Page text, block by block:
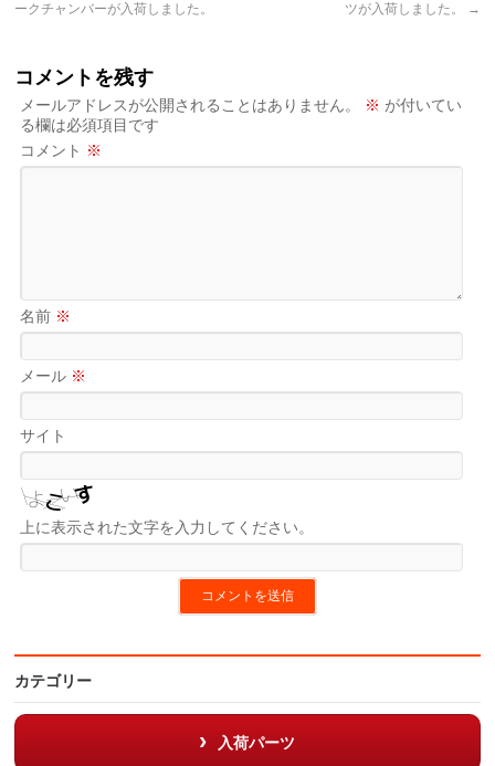
ークチャンバーが入荷しました。
ツが入荷しました。
→
コメントを残す
メールアドレスが公開されることはありません。 ※ が付いてい
る欄は必須項目です
コメント ※
名前 ※
メール ※
サイト
上に表示された文字を入力してください。
カテゴリー
入荷パーツ